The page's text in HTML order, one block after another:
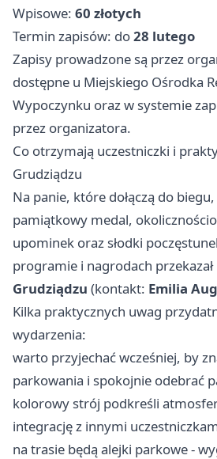
Wpisowe: 60 złotych
Termin zapisów: do28 lutego
Zapisy prowadzone są przez
dostępne u Miejskiego Ośrodka
Wypoczynku oraz w systemie
przez organizatora.
Co otrzymają uczestniczki i
Grudziądzu
Na panie, które dołączą do
pamiątkowy medal,
upominek oraz słodki
programie i nagrodach przekazał
Grudziądzu (kontakt: Emilia
Kilka praktycznych uwag
wydarzenia:
warto przyjechać wcześniej, by
parkowania i spokojnie odebrać
kolorowy strój podkreśli
integrację z innymi
na trasie będą alejki parkowe -